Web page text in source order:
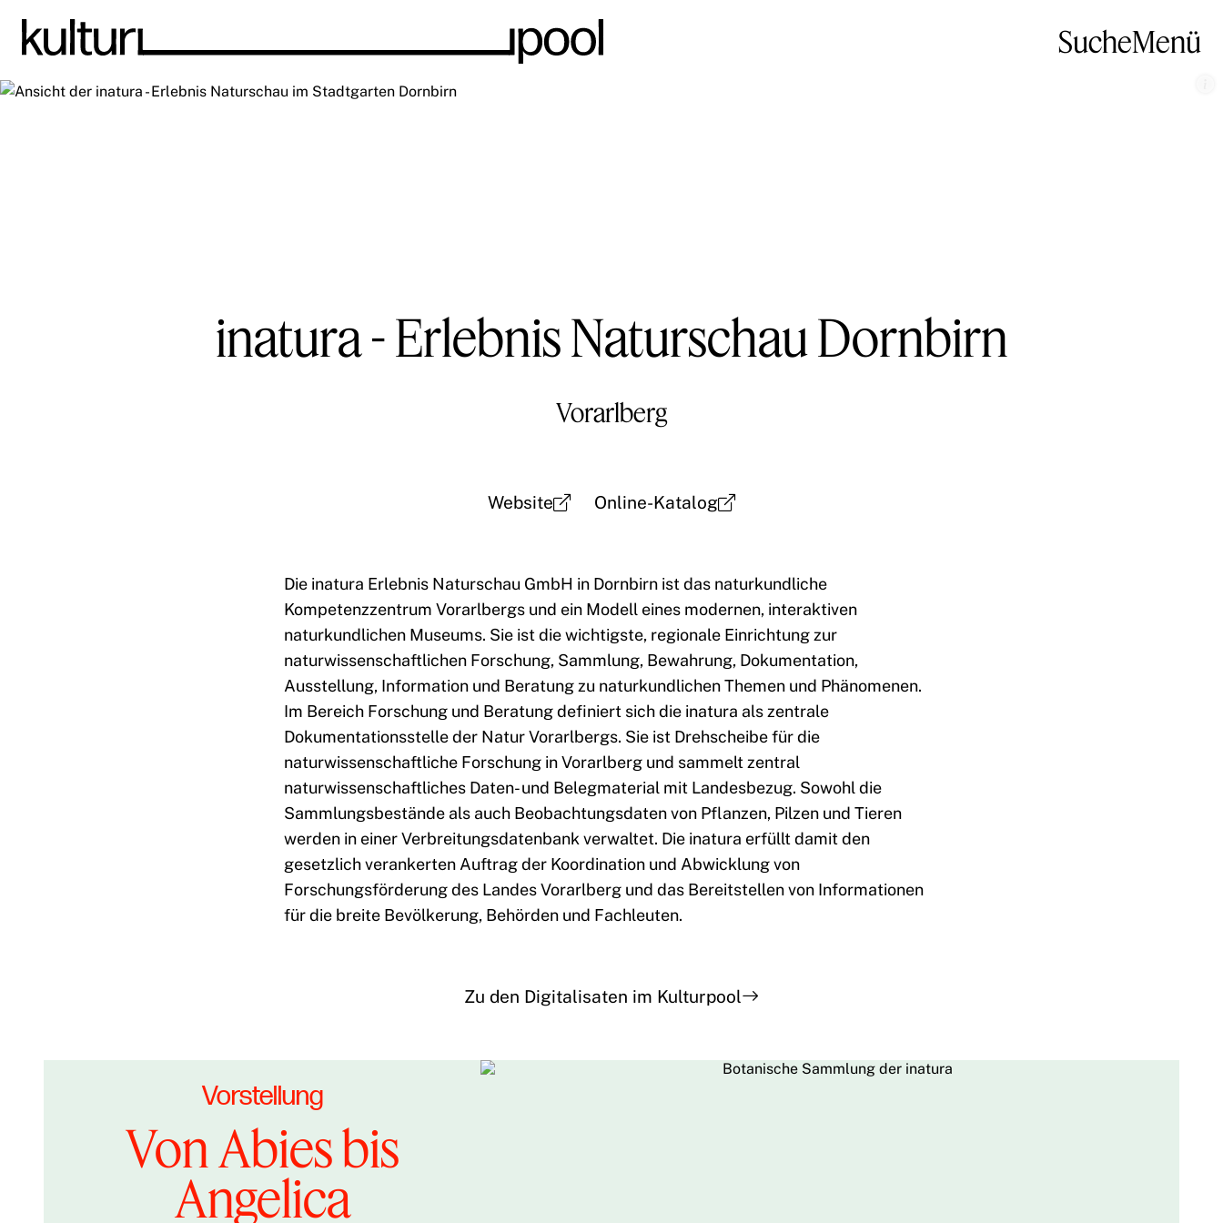
SucheMenü
inatura - Erlebnis Naturschau Dornbirn
Vorarlberg
Website Online-Katalog
Die inatura Erlebnis Naturschau GmbH in Dornbirn ist das naturkundliche
Kompetenzzentrum Vorarlbergs und ein Modell eines modernen, interaktiven
naturkundlichen Museums. Sie ist die wichtigste, regionale Einrichtung zur
naturwissenschaftlichen Forschung, Sammlung, Bewahrung, Dokumentation,
Ausstellung, Information und Beratung zu naturkundlichen Themen und Phänomenen.
Im Bereich Forschung und Beratung definiert sich die inatura als zentrale
Dokumentationsstelle der Natur Vorarlbergs. Sie ist Drehscheibe für die
naturwissenschaftliche Forschung in Vorarlberg und sammelt zentral
naturwissenschaftliches Daten- und Belegmaterial mit Landesbezug. Sowohl die
Sammlungsbestände als auch Beobachtungsdaten von Pflanzen, Pilzen und Tieren
werden in einer Verbreitungsdatenbank verwaltet. Die inatura erfüllt damit den
gesetzlich verankerten Auftrag der Koordination und Abwicklung von
Forschungsförderung des Landes Vorarlberg und das Bereitstellen von Informationen
für die breite Bevölkerung, Behörden und Fachleuten.
Zu den Digitalisaten im Kulturpool
Vorstellung
Von Abies bis
Angelica